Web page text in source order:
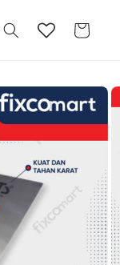
Cart